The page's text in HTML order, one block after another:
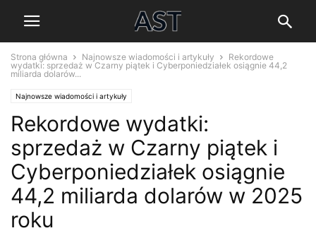
Strona główna Najnowsze wiadomości i artykuły
Rekordowe
wydatki: sprzedaż w Czarny piątek i Cyberponiedziałek osiągnie 44,2
miliarda dolarów...
Najnowsze wiadomości i artykuły
Rekordowe wydatki:
sprzedaż w Czarny piątek i
Cyberponiedziałek osiągnie
44,2 miliarda dolarów w 2025
roku